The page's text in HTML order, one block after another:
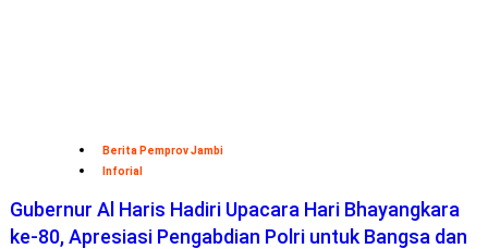
Berita Pemprov Jambi
Inforial
Gubernur Al Haris Hadiri Upacara Hari Bhayangkara
ke-80, Apresiasi Pengabdian Polri untuk Bangsa dan